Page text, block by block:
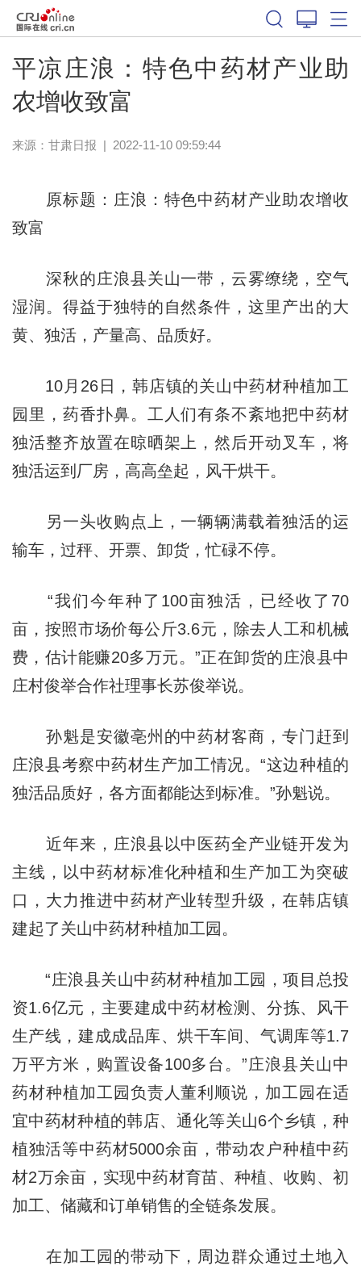
平凉庄浪：特色中药材产业助
农增收致富
来源： 甘肃日报 | 2022-11-10 09:59:44
原标题：庄浪：特色中药材产业助农增收
致富
深秋的庄浪县关山一带，云雾缭绕，空气
湿润。得益于独特的自然条件，这里产出的大
黄、独活，产量高、品质好。
10月26日，韩店镇的关山中药材种植加工
园里，药香扑鼻。工人们有条不紊地把中药材
独活整齐放置在晾晒架上，然后开动叉车，将
独活运到厂房，高高垒起，风干烘干。
另一头收购点上，一辆辆满载着独活的运
输车，过秤、开票、卸货，忙碌不停。
“我们今年种了100亩独活，已经收了70
亩，按照市场价每公斤3.6元，除去人工和机械
费，估计能赚20多万元。”正在卸货的庄浪县中
庄村俊举合作社理事长苏俊举说。
孙魁是安徽亳州的中药材客商，专门赶到
庄浪县考察中药材生产加工情况。“这边种植的
独活品质好，各方面都能达到标准。”孙魁说。
近年来，庄浪县以中医药全产业链开发为
主线，以中药材标准化种植和生产加工为突破
口，大力推进中药材产业转型升级，在韩店镇
建起了关山中药材种植加工园。
“庄浪县关山中药材种植加工园，项目总投
资1.6亿元，主要建成中药材检测、分拣、风干
生产线，建成成品库、烘干车间、气调库等1.7
万平方米，购置设备100多台。”庄浪县关山中
药材种植加工园负责人董利顺说，加工园在适
宜中药材种植的韩店、通化等关山6个乡镇，种
植独活等中药材5000余亩，带动农户种植中药
材2万余亩，实现中药材育苗、种植、收购、初
加工、储藏和订单销售的全链条发展。
在加工园的带动下，周边群众通过土地入